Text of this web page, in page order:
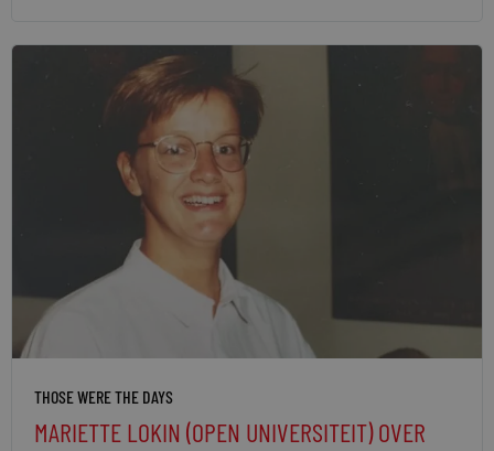
THOSE WERE THE DAYS
MARIETTE LOKIN (OPEN UNIVERSITEIT) OVER